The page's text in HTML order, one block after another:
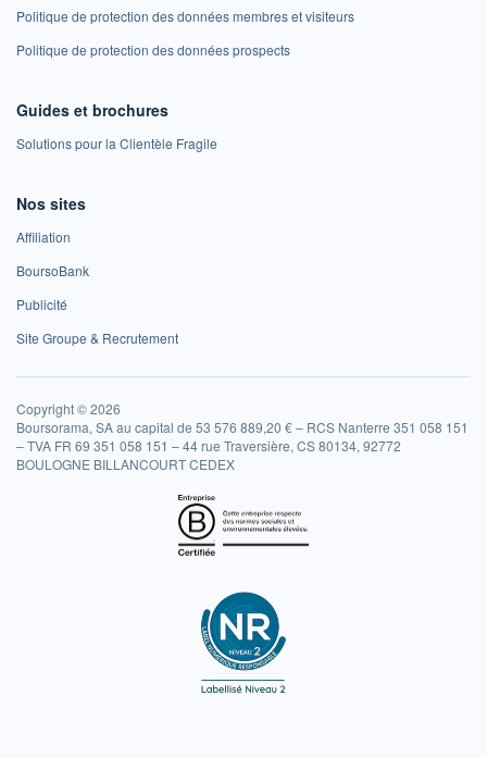
Politique de protection des données membres et visiteurs
Politique de protection des données prospects
Guides et brochures
Solutions pour la Clientèle Fragile
Nos sites
Affiliation
BoursoBank
Publicité
Site Groupe & Recrutement
Copyright © 2026
Boursorama, SA au capital de 53 576 889,20 € – RCS Nanterre 351 058 151
– TVA FR 69 351 058 151 – 44 rue Traversière, CS 80134, 92772
BOULOGNE BILLANCOURT CEDEX